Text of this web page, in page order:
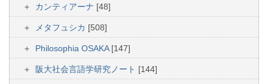
カンティアーナ [48]
メタフュシカ [508]
Philosophia OSAKA [147]
阪大社会言語学研究ノート [144]